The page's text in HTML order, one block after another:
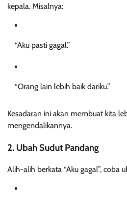
kepala. Misalnya:
“Aku pasti gagal.”
“Orang lain lebih baik dariku.”
Kesadaran ini akan membuat kita
mengendalikannya.
2. Ubah Sudut Pandang
Alih-alih berkata “Aku gagal”, coba